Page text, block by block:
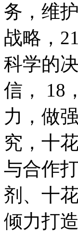
务，维
战略，
科学的
信， 18
力，做
究，十
与合作
剂、十
倾力打